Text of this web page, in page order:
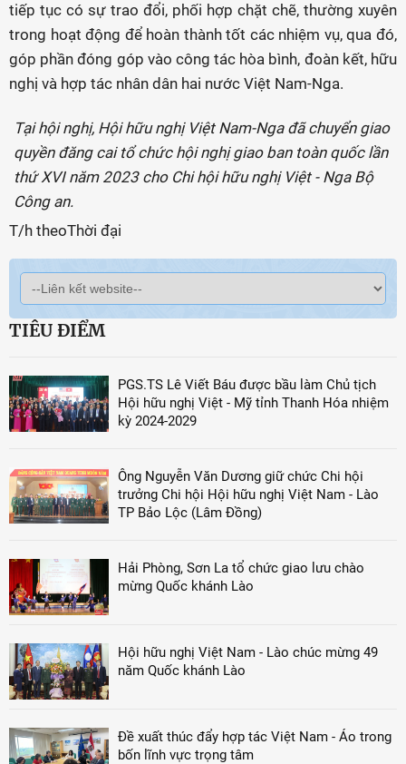
tiếp tục có sự trao đổi, phối hợp chặt chẽ, thường xuyên
trong hoạt động để hoàn thành tốt các nhiệm vụ, qua đó,
góp phần đóng góp vào công tác hòa bình, đoàn kết, hữu
nghị và hợp tác nhân dân hai nước Việt Nam-Nga.
Tại hội nghị, Hội hữu nghị Việt Nam-Nga đã chuyển giao
quyền đăng cai tổ chức hội nghị giao ban toàn quốc lần
thứ XVI năm 2023 cho Chi hội hữu nghị Việt - Nga Bộ
Công an.
T/h theoThời đại
TIÊU ĐIỂM
PGS.TS Lê Viết Báu được bầu làm Chủ tịch
Hội hữu nghị Việt - Mỹ tỉnh Thanh Hóa nhiệm
kỳ 2024-2029
Ông Nguyễn Văn Dương giữ chức Chi hội
trưởng Chi hội Hội hữu nghị Việt Nam - Lào
TP Bảo Lộc (Lâm Đồng)
Hải Phòng, Sơn La tổ chức giao lưu chào
mừng Quốc khánh Lào
Hội hữu nghị Việt Nam - Lào chúc mừng 49
năm Quốc khánh Lào
Đề xuất thúc đẩy hợp tác Việt Nam - Áo trong
bốn lĩnh vực trọng tâm